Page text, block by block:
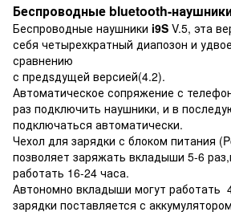
Беспроводные bluetooth-
Беспроводные наушники i9S V.5, эта
себя четырехкратный диапозон и
сравнению
с предsдущей версией(4.2).
Автоматическое сопряжение с
раз подключить наушники, и в
подключаться автоматически.
Чехол для зарядки с блоком питания
позволяет заряжать вкладыши 5-6
работать 16-24 часа.
Автономно вкладыши могут работать
зарядки поставляется с